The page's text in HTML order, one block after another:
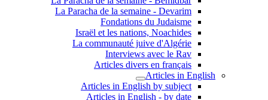
La Paracha de la semaine - Devarim
Fondations du Judaisme
Israël et les nations, Noachides
La communauté juive d'Algérie
Interviews avec le Rav
Articles divers en français
Articles in English
Articles in English by subject
Articles in English - by date